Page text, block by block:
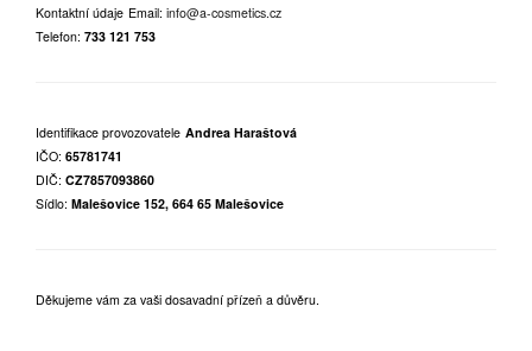
Kontaktní údaje Email: info@a-cosmetics.cz
Telefon: 733 121 753
Identifikace provozovatele Andrea Haraštová
IČO: 65781741
DIČ: CZ7857093860
Sídlo: Malešovice 152, 664 65 Malešovice
Děkujeme vám za vaši dosavadní přízeň a důvěru.